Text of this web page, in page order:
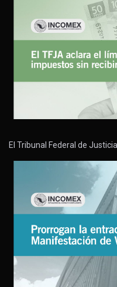
El Tribunal Federal de